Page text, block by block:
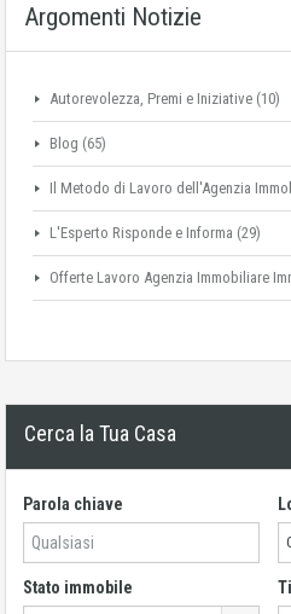
Argomenti Notizie
Autorevolezza, Premi e Iniziative (10)
Blog (65)
Il Metodo di Lavoro dell'Agenzia
L'Esperto Risponde e Informa (29)
Offerte Lavoro Agenzia Immobiliare
Cerca la Tua Casa
Parola chiave
Stato immobile